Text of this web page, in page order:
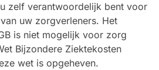
zelf verantwoordelijk bent voor
uw zorgverleners. Het
is niet mogelijk voor zorg
Bijzondere Ziektekosten
wet is opgeheven.